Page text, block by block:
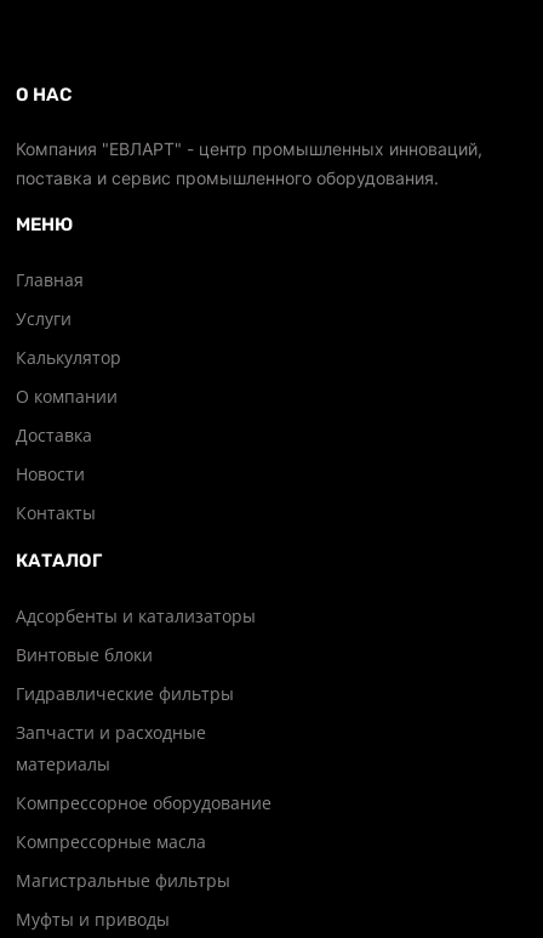
О НАС
Компания "ЕВЛАРТ" - центр промышленных инноваций,
поставка и сервис промышленного оборудования.
МЕНЮ
Главная
Услуги
Калькулятор
О компании
Доставка
Новости
Контакты
КАТАЛОГ
Адсорбенты и катализаторы
Винтовые блоки
Гидравлические фильтры
Запчасти и расходные
материалы
Компрессорное оборудование
Компрессорные масла
Магистральные фильтры
Муфты и приводы